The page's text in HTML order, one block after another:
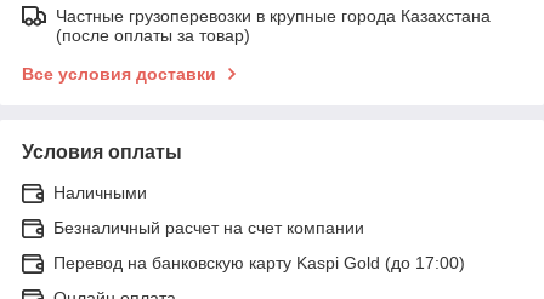
Частные грузоперевозки в крупные города Казахстана
(после оплаты за товар)
Все условия доставки
Условия оплаты
Наличными
Безналичный расчет на счет компании
Перевод на банковскую карту Kaspi Gold (до 17:00)